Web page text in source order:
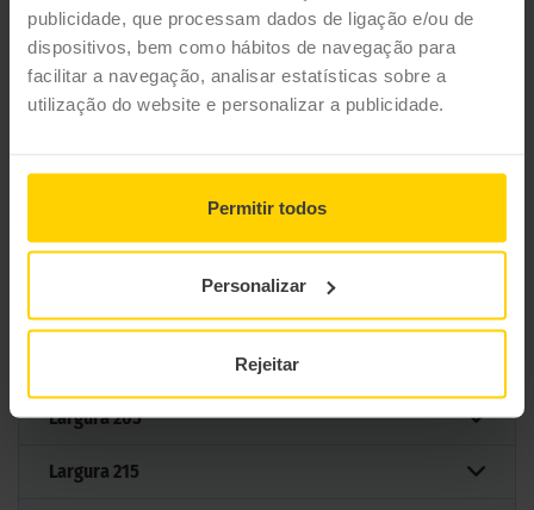
publicidade, que processam dados de ligação e/ou de
dispositivos, bem como hábitos de navegação para
facilitar a navegação, analisar estatísticas sobre a
utilização do website e personalizar a publicidade.
Permitir todos
Personalizar
Rejeitar
Tipo de condução
25 MEDIDAS PARA O PNEU
BRIDGESTONE TURANZA T005 DRIVEGUARD
Filtrar por medida
Largura205
Largura 215